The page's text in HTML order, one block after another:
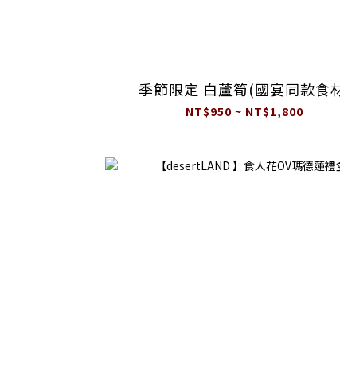
季節限定 白蘆筍(國宴同款食
NT$950 ~ NT$1,800